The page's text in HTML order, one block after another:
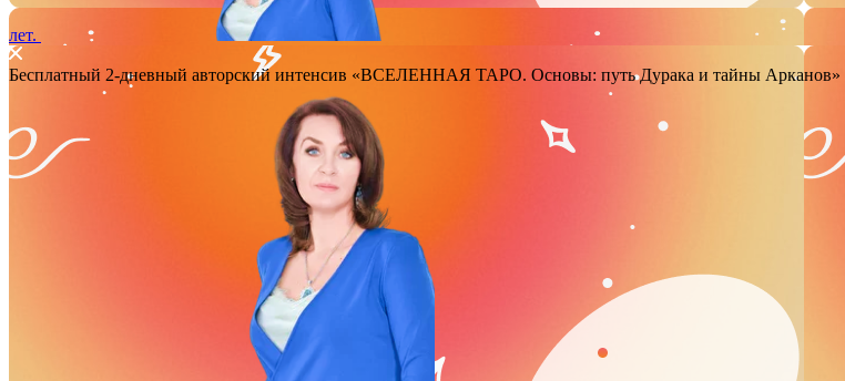
лет.
Бесплатный 2-дневный авторский интенсив «ВСЕЛЕННАЯ ТАРО. Основы: путь Дурака и тайны Арканов»